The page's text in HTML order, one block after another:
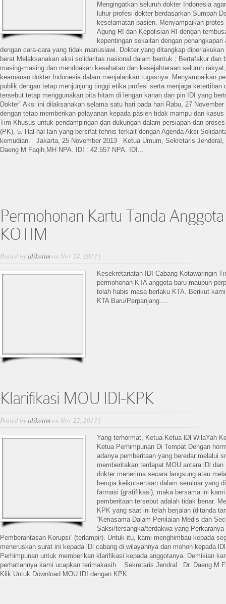
Mengingatkan seluruh dokter Indonesia
luhur profesi dokter berdasarkan Sumpah
keselamatan pasien. Menyampaikan
Agung RI dan Kepolisian RI dengan
kepentingan sekaitan dengan
dengan cara-cara yang tidak manusiawi. Dokter yang ditangkap
berat Melaksanakan aksi solidaritas nasional dalam bentuk ; Bertafakur dan
masing-masing dan mendoakan kesehatan dan kesejahteraan seluruh
keamanan dokter Indonesia dalam menjalankan tugasnya. Menyampaikan
publik dengan tetap menjunjung tinggi etika profesi serta menjaga
tersebut tetap menggunakan pita hitam di lengan kanan dan pin IDI yang
Dokter” Aksi ini dilaksanakan selama satu hari pada hari Rabu, 27
dengan tetap memberikan pelayanan kepada pasien tidak mampu dan
Tim Khusus untuk pendampingan dan dukungan dalam persiapan dan
(PK). 5. Hal-hal lain yang bersifat tehnis terkait dengan Agenda Aksi
kemudian. Jakarta, 25 November 2013 Ketua Umum, Sekretaris
Daeng M Faqih,MH NPA. IDI : 42.557 NPA. IDI...
Permohonan Kartu Tanda
KOTIM
Posted byidikotimon Nov 24, 2013 |
Kesekretariatan IDI Cabang Kotawaringin
permohonan KTA anggota baru maupun
telah habis masa berlaku KTA. Berikut
KTA Baru/Perpanjang....
Klarifikasi MOU lDl-KPK
Posted byidikotimon Nov 22, 2013 |
Yang terhormat, Ketua-Ketua lDl WilaYah
Ketua Perhimpunan Di Tempat Dengan
adanya pemberitaan yang beredar melalui
memberitakan terdapat MOU antara lDl
dokter menerima secara langsung atau
berupa keikutsertaan dalam seminar yang
farmasi (gratifikasi), maka bersama ini
pemberitaan tersebut adalah tidak benar.
KPK yang saat ini telah berjalan (ditanda
“Keriasama Dalam Penilaian Medis dan
Saksi/tersangka/terdakwa yang
Pemberantasan Korupsi” (terlampir). Untuk itu, kami menghimbau kepada
meneruskan surat ini kepada lDl cabang di wilayahnya dan mohon kepada
Perhimpunan untuk memberikan klarifikasi kepada anggotanya. Demikian
perhatiannya kami ucapkan terimakasih. Sekretaris Jendral Dr. Daeng M
Klik Untuk Download MOU IDI dengan KPK...